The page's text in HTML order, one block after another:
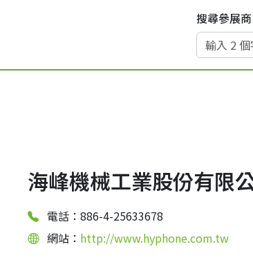
搜尋參展商
海峰機械工業股份有限
電話：886-4-25633678
網站： http://www.hyphone.com.tw